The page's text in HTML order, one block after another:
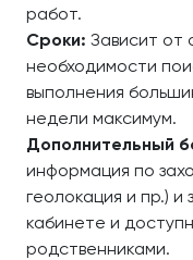
работ.
Сроки: Зависит от
необходимости
выполнения
недели максимум.
Дополнительный
информация по
геолокация и пр.) и
кабинете и
родственниками.